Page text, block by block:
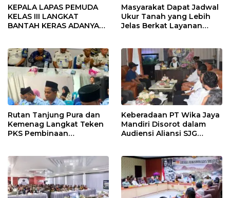
KEPALA LAPAS PEMUDA
KELAS III LANGKAT
BANTAH KERAS ADANYA
TENTANG SINDIKAT
PENIPU PENJUALAN EMAS
Masyarakat Dapat Jadwal
Ukur Tanah yang Lebih
Jelas Berkat Layanan
Rutan Tanjung Pura dan
Kemenag Langkat Teken
PKS Pembinaan
Keberadaan PT Wika Jaya
Mandiri Disorot dalam
Audiensi Aliansi SJG